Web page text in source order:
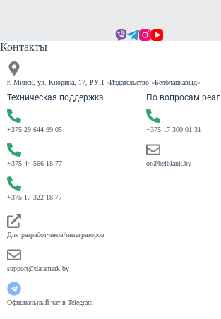
Контакты
г. Минск, ул. Кнорина, 17, РУП «Издательство «Белбланкавыд»
Техническая поддержка
+375 29 644 99 05
+375 44 566 18 77
+375 17 322 18 77
Для разработчиков/интеграторов
support@datamark.by
Официальный чат в Telegram
По вопросам
+375 17 300 01 31
or@belblank.by